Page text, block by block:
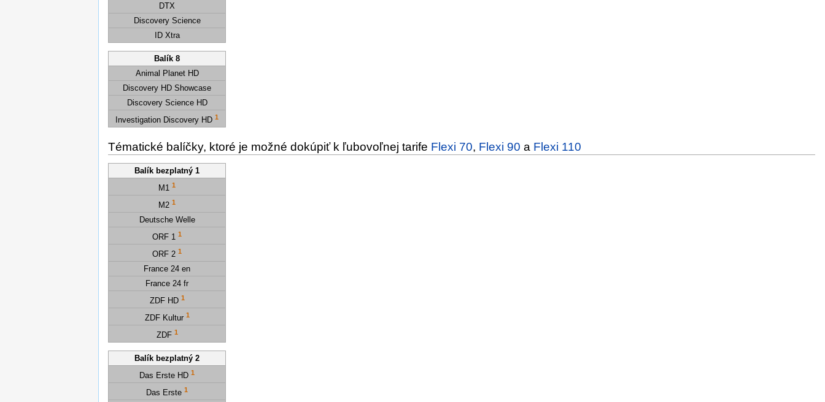
DTX
Discovery Science
ID Xtra
Balík 8
Animal Planet HD
Discovery HD Showcase
Discovery Science HD
Investigation Discovery HD 1
Tématické balíčky, ktoré je možné dokúpiť k ľubovoľnej tarife Flexi 70, Flexi 90 a Flexi 110
Balík bezplatný 1
M1 1
M2 1
Deutsche Welle
ORF 1 1
ORF 2 1
France 24 en
France 24 fr
ZDF HD 1
ZDF Kultur 1
ZDF 1
Balík bezplatný 2
Das Erste HD 1
Das Erste 1